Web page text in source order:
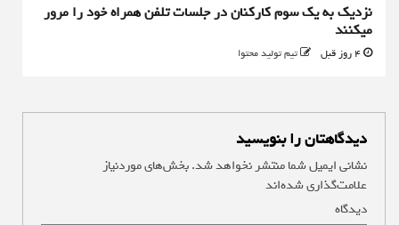
نزدیک به یک سوم کارکنان در جلسات تلفن همراه خود را مرور
میکنند
تیم تولید محتوا
دیدگاهتان را بنویسید
نشانی ایمیل شما منتشر نخواهد شد.بخش‌های موردنیاز
علامت‌گذاری شده‌اند
دیدگاه